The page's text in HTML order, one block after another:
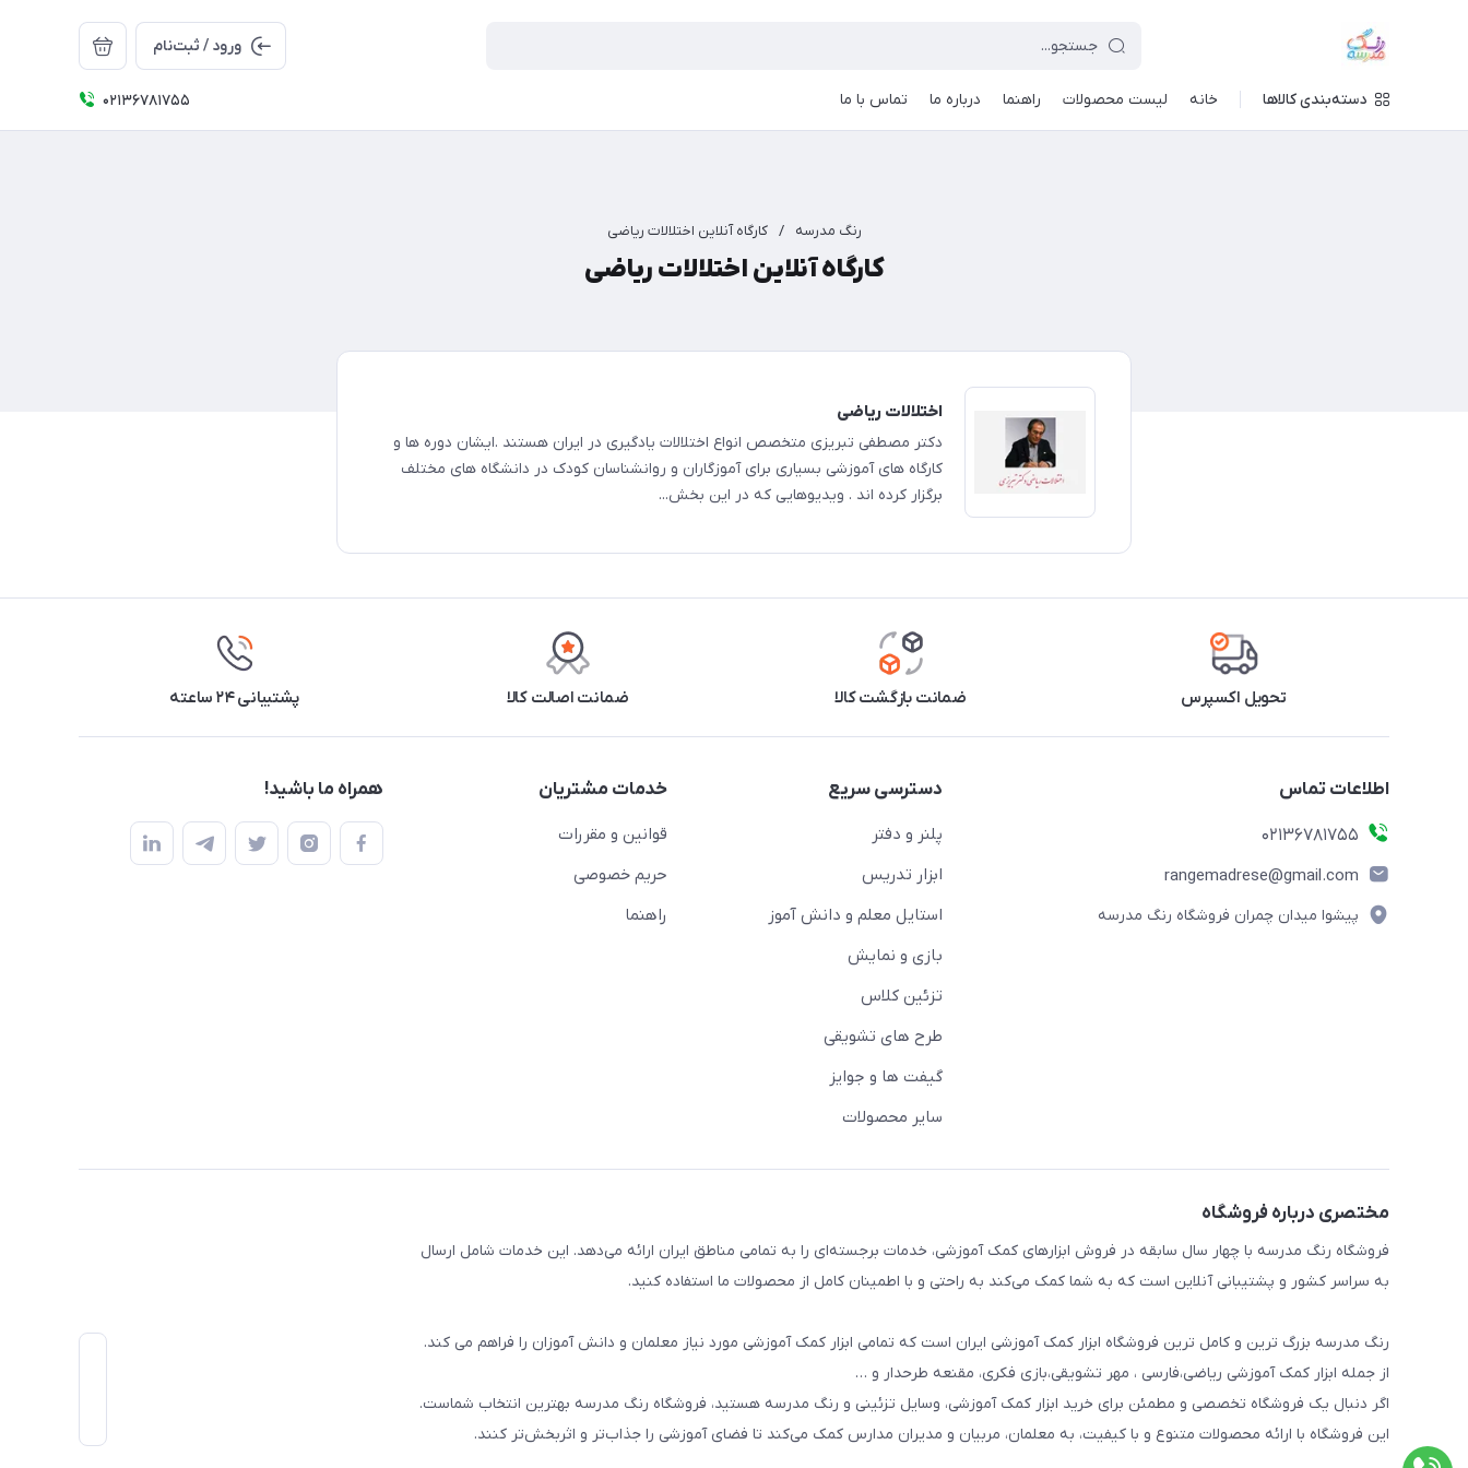
ورود / ثبت‌نام
دسته‌بندی کالاها خانه لیست محصولات راهنما درباره ما تماس با ما 02136781755
رنگ مدرسه / کارگاه آنلاین اختلالات ریاضی
کارگاه آنلاین اختلالات ریاضی
اختلالات ریاضی
دکتر مصطفی تبریزی متخصص انواع اختلالات یادگیری در ایران هستند .ایشان دوره ها و
کارگاه های آموزشی بسیاری برای آموزگاران و روانشناسان کودک در دانشگاه های مختلف
برگزار کرده اند . ویدیوهایی که در این بخش...
تحویل اکسپرس ضمانت بازگشت کالا ضمانت اصالت کالا پشتیبانی ۲۴ ساعته
اطلاعات تماس
02136781755
rangemadrese@gmail.com
پیشوا میدان چمران فروشگاه رنگ مدرسه
دسترسی سریع
پلنر و دفتر
ابزار تدریس
استایل معلم و دانش آموز
بازی و نمایش
تزئین کلاس
طرح های تشویقی
گیفت ها و جوایز
سایر محصولات
خدمات مشتریان
قوانین و مقررات
حریم خصوصی
راهنما
همراه ما باشید!
مختصری درباره فروشگاه
فروشگاه رنگ مدرسه با چهار سال سابقه در فروش ابزارهای کمک آموزشی، خدمات برجسته‌ای را به تمامی مناطق ایران ارائه می‌دهد. این خدمات شامل ارسال
به سراسر کشور و پشتیبانی آنلاین است که به شما کمک می‌کند به راحتی و با اطمینان کامل از محصولات ما استفاده کنید.
رنگ مدرسه بزرگ ترین و کامل ترین فروشگاه ابزار کمک آموزشی ایران است که تمامی ابزار کمک آموزشی مورد نیاز معلمان و دانش آموزان را فراهم می کند.
از جمله ابزار کمک آموزشی ریاضی،فارسی ، مهر تشویقی،بازی فکری، مقنعه طرحدار و …
اگر دنبال یک فروشگاه تخصصی و مطمئن برای خرید ابزار کمک آموزشی، وسایل تزئینی و رنگ مدرسه هستید، فروشگاه رنگ مدرسه بهترین انتخاب شماست.
این فروشگاه با ارائه محصولات متنوع و با کیفیت، به معلمان، مربیان و مدیران مدارس کمک می‌کند تا فضای آموزشی را جذاب‌تر و اثربخش‌تر کنند.